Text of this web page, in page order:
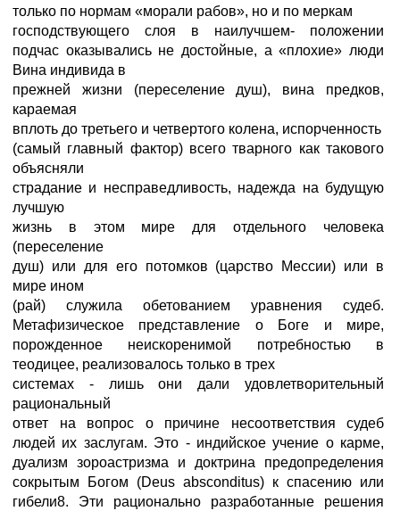
только по нормам «морали рабов», но и по меркам
господствующего слоя в наилучшем- положении
подчас оказывались не достойные, а «плохие» люди
Вина индивида в
прежней жизни (переселение душ), вина предков,
караемая
вплоть до третьего и четвертого колена, испорченность
(самый главный фактор) всего тварного как такового
объясняли
страдание и несправедливость, надежда на будущую
лучшую
жизнь в этом мире для отдельного человека
(переселение
душ) или для его потомков (царство Мессии) или в
мире ином
(рай) служила обетованием уравнения судеб.
Метафизическое представление о Боге и мире,
порожденное неискоренимой потребностью в
теодицее, реализовалось только в трех
системах - лишь они дали удовлетворительный
рациональный
ответ на вопрос о причине несоответствия судеб
людей их заслугам. Это - индийское учение о карме,
дуализм зороастризма и доктрина предопределения
сокрытым Богом (Deus absconditus) к спасению или
гибели8. Эти рационально разработанные решения